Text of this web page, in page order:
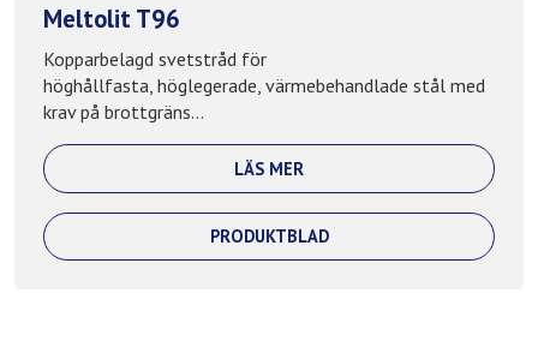
Meltolit T96
Kopparbelagd svetstråd för
höghållfasta, höglegerade, värmebehandlade stål med
krav på brottgräns...
LÄS MER
PRODUKTBLAD